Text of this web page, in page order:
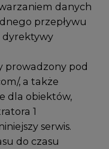
danych
przepływu
dyrektywy
prowadzony pod
, a także
dla obiektów,
1
serwis.
do czasu